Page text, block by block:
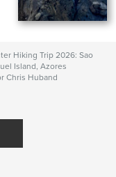
Hiking Trip 2026: Sao
Island, Azores
Chris Huband